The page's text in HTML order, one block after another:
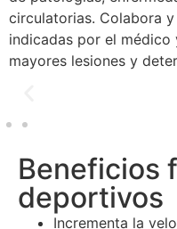
circulatorias. Colabora
indicadas por el médico
mayores lesiones y
Beneficios
deportivos
Incrementa la